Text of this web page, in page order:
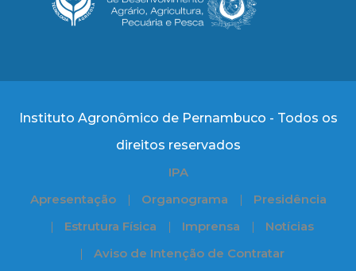
Instituto Agronômico de Pernambuco - Todos os
direitos reservados
IPA
Apresentação
Organograma
Presidência
Estrutura Física
Imprensa
Notícias
Aviso de Intenção de Contratar